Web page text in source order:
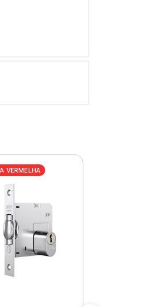
VERMELHA